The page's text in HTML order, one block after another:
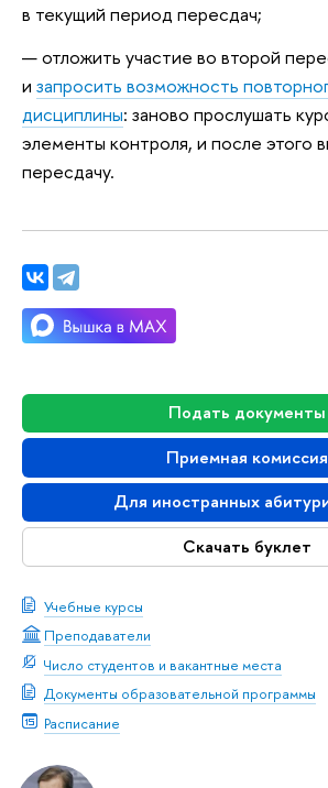
Подать документы
Приемная комиссия
Для иностранных
Скачать буклет
Учебные курсы
Преподаватели
Число студентов и вакантные места
Документы образовательной программы
Расписание
в текущий период пересдач;
отложить участие во второй
и запросить возможность
дисциплины: заново прослушать
элементы контроля, и после этого
пересдачу.